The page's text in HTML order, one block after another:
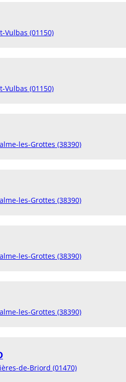
Vulbas (01150)
Vulbas (01150)
les-Grottes (38390)
les-Grottes (38390)
les-Grottes (38390)
les-Grottes (38390)
de-Briord (01470)